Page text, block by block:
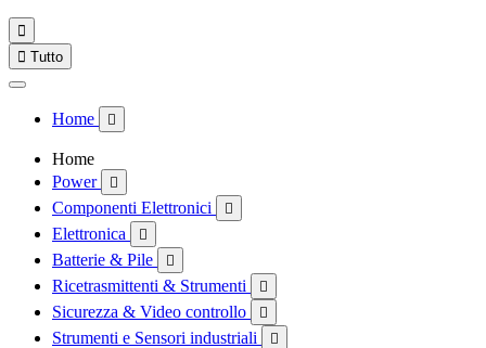

 Tutto
Home 
Home
Power

Componenti Elettronici 
Elettronica 
Batterie & Pile 
Ricetrasmittenti & Strumenti 
Sicurezza & Video controllo 
Strumenti e Sensori industriali 